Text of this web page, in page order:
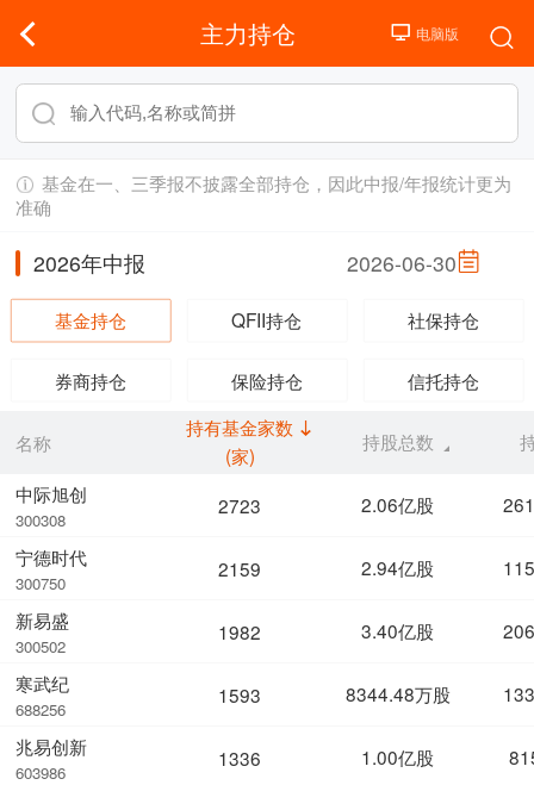
主力持仓
基金在一、三季报不披露全部持仓，因此中报/年报统计更为
准确
2026年中报 2026-06-30
基金持仓 QFII持仓 社保持仓
券商持仓 保险持仓 信托持仓
名称
中际旭创
300308
宁德时代
300750
新易盛
300502
寒武纪
688256
兆易创新
603986
持有基金家数
(家)
持股总数
2723 2.06亿股
2159 2.94亿股
1982 3.40亿股
1593 8344.48万股
1336 1.00亿股